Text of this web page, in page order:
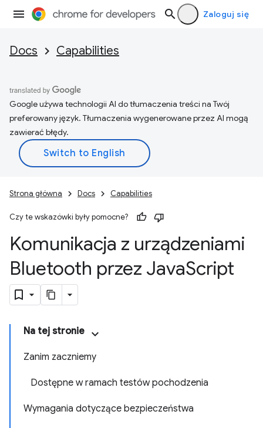
Zaloguj się
Docs Capabilities
Google używa technologii AI do tłumaczenia treści na Twój
preferowany język. Tłumaczenia wygenerowane przez AI mogą
zawierać błędy.
Strona główna Docs Capabilities
Czy te wskazówki były pomocne?
Komunikacja z urządzeniami
Bluetooth przez JavaScript
Na tej stronie
Zanim zaczniemy
Dostępne w ramach testów pochodzenia
Wymagania dotyczące bezpieczeństwa